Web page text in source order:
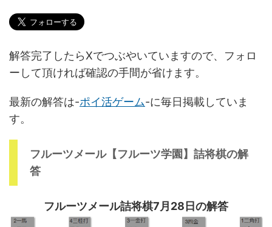
解答完了したらXでつぶやいていますので、フォロ
ーして頂ければ確認の手間が省けます。
最新の解答は-ポイ活ゲーム-に毎日掲載していま
す。
フルーツメール【フルーツ学園】詰将棋の解
答
フルーツメール詰将棋7月28日の解答